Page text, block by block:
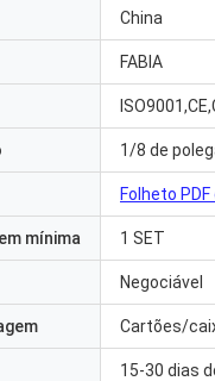
China
FABIA
1/8 de
Folheto
mínima 1 SET
Negociável
Cartões/
15-30 dias